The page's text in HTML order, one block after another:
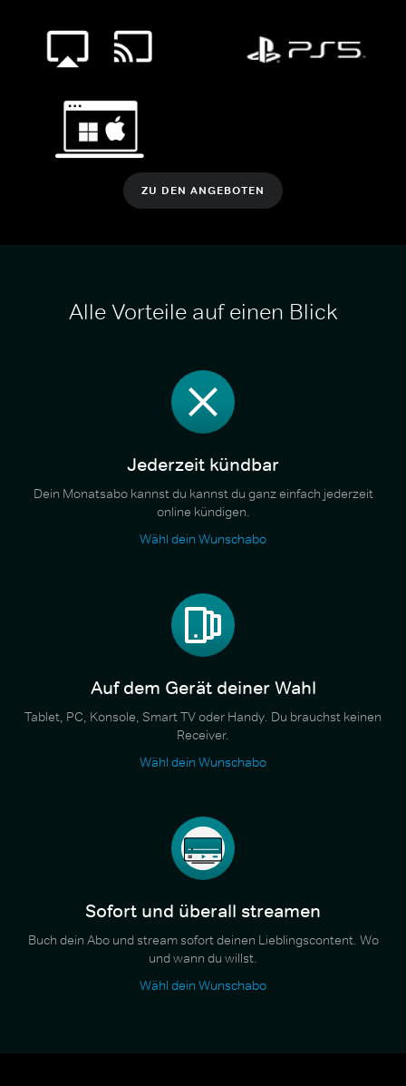
ZU DEN ANGEBOTEN
Alle Vorteile auf einen Blick
Jederzeit kündbar
Dein Monatsabo kannst du kannst du ganz einfach jederzeit
online kündigen.
Wähl dein Wunschabo
Auf dem Gerät deiner Wahl
Tablet, PC, Konsole, Smart TV oder Handy. Du brauchst keinen
Receiver.
Wähl dein Wunschabo
Sofort und überall streamen
Buch dein Abo und stream sofort deinen Lieblingscontent. Wo
und wann du willst.
Wähl dein Wunschabo